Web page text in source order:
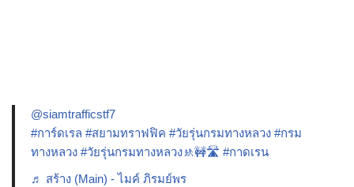
@siamtrafficstf7
#การ์ดเรล #สยามทราฟฟิค #วัยรุ่นกรมทางหลวง #กรม
ทางหลวง #วัยรุ่นกรมทางหลวง🚸🚧🛣️ #กาดเรน
♬ สร้าง (Main) - ไมค์ ภิรมย์พร